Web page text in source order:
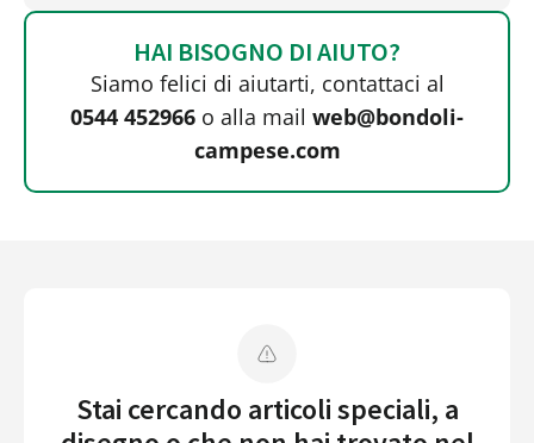
HAI BISOGNO DI AIUTO?
Siamo felici di aiutarti, contattaci al
0544 452966 o alla mail web@bondoli-
campese.com
Stai cercando articoli speciali, a